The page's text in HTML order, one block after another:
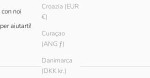
Croazia (EUR
€)
Curaçao
(ANG ƒ)
Danimarca
(DKK kr.)
noi
aiutarti!